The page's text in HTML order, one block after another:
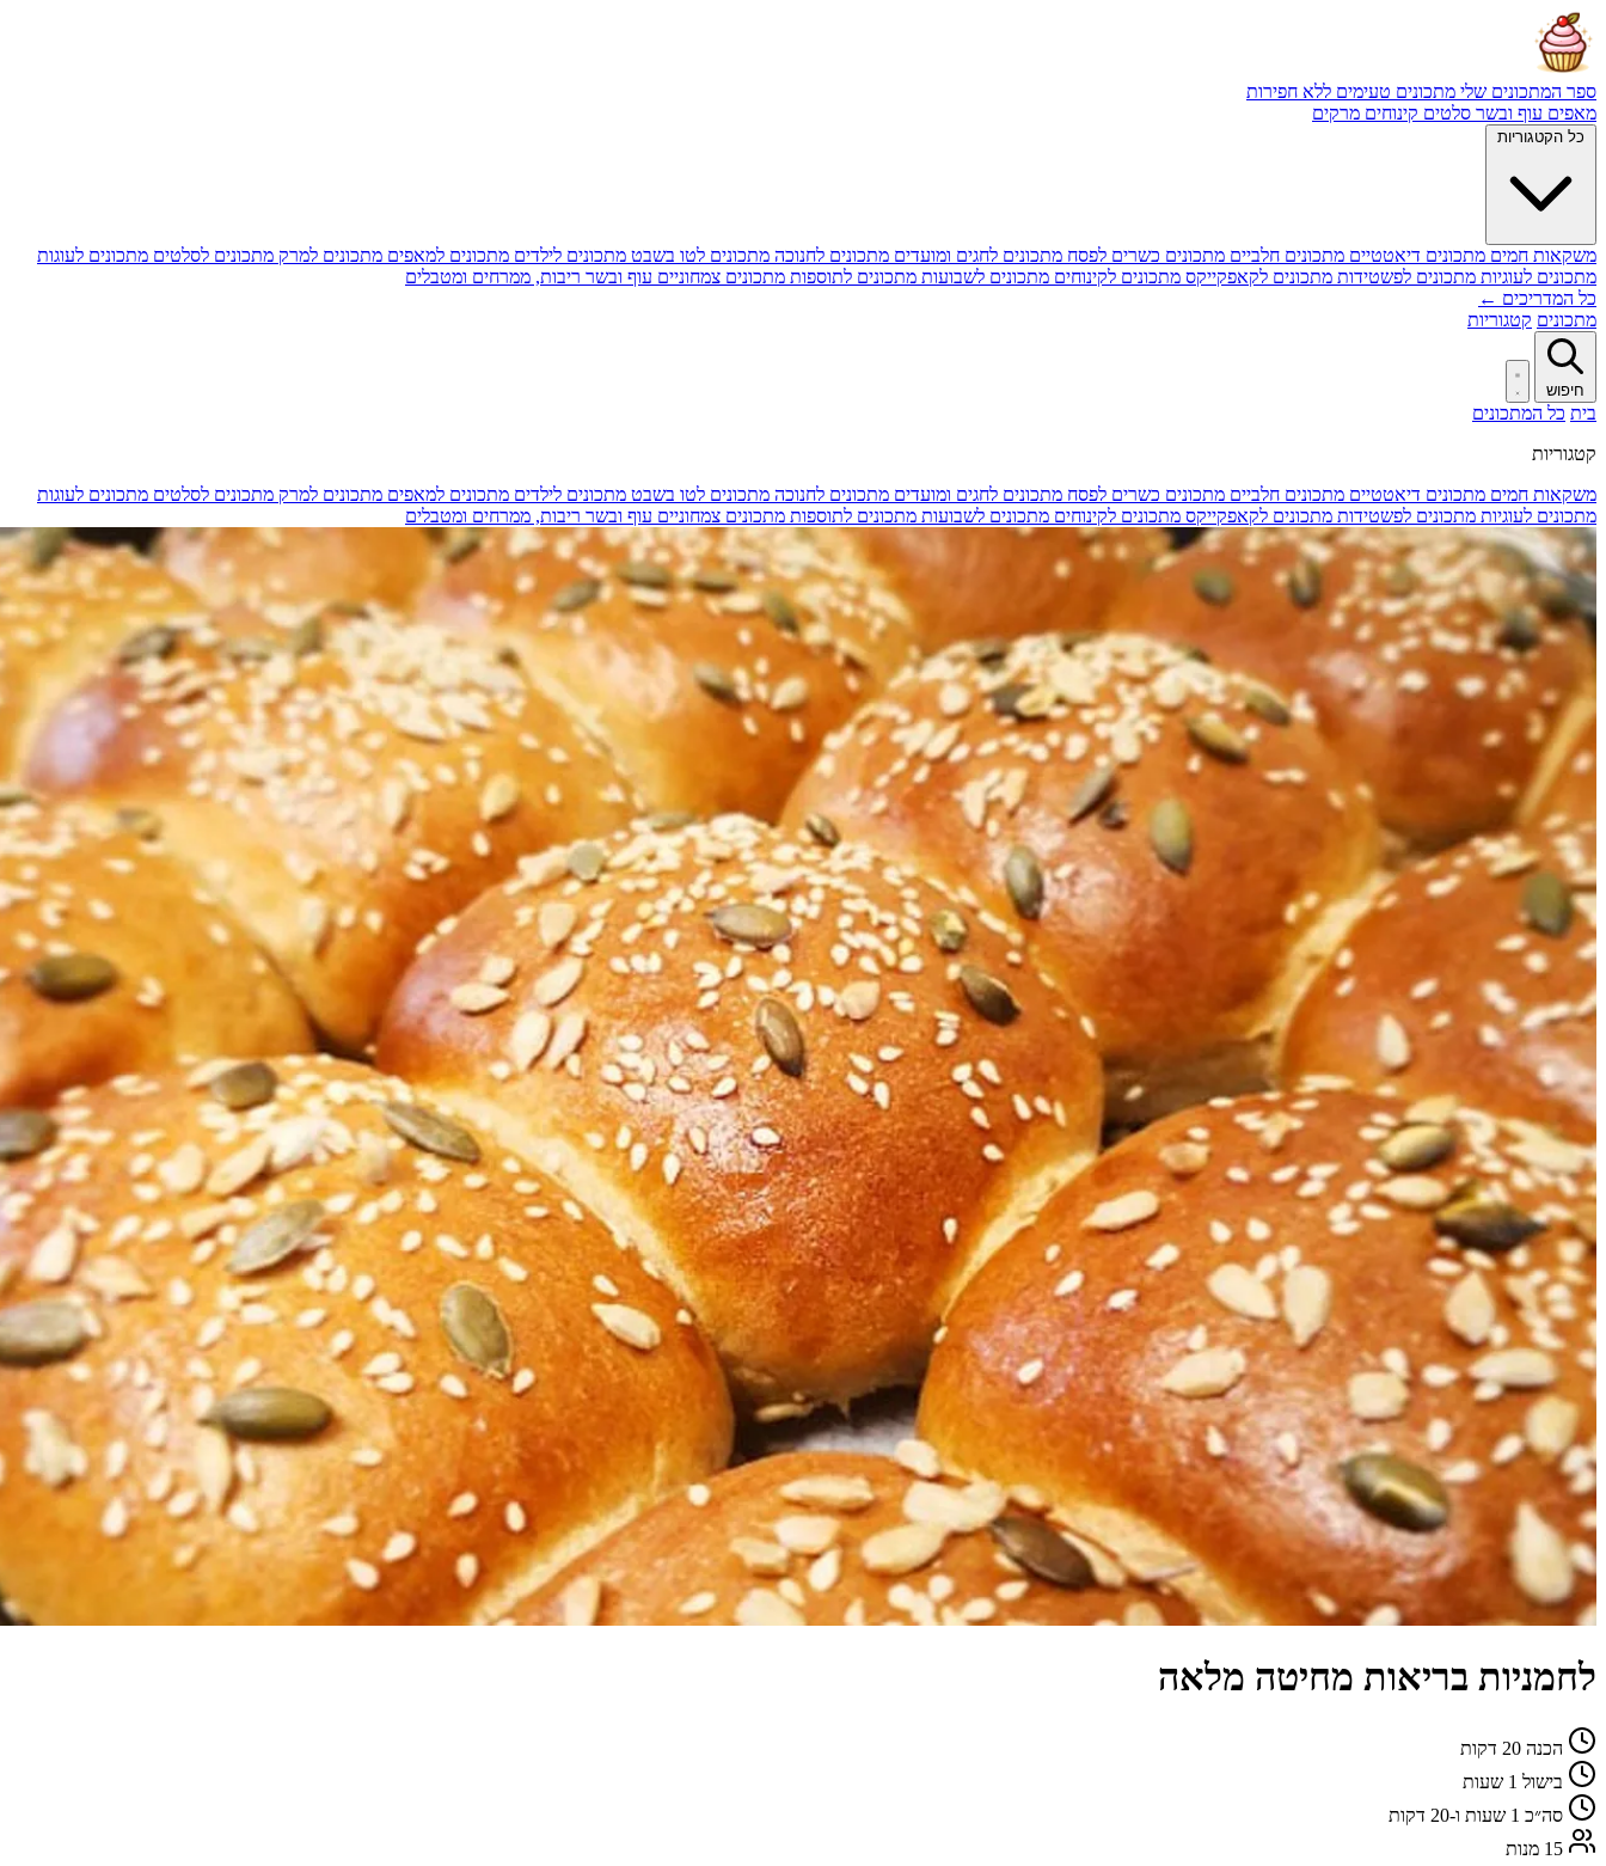
ספר המתכונים שלי מתכונים טעימים ללא חפירות
מאפים עוף ובשר סלטים קינוחים מרקים
כל הקטגוריות
משקאות חמים מתכונים דיאטטיים מתכונים חלביים מתכונים כשרים לפסח מתכונים לחגים ומועדים מתכונים לחנוכה מתכונים לטו בשבט מתכונים לילדים מתכונים למאפים מתכונים למרק מתכונים לסלטים מתכונים לעוגות
מתכונים לעוגיות מתכונים לפשטידות מתכונים לקאפקייקס מתכונים לקינוחים מתכונים לשבועות מתכונים לתוספות מתכונים צמחוניים עוף ובשר ריבות, ממרחים ומטבלים
כל המדריכים ←
מתכונים קטגוריות
חיפוש
בית כל המתכונים
קטגוריות
משקאות חמים מתכונים דיאטטיים מתכונים חלביים מתכונים כשרים לפסח מתכונים לחגים ומועדים מתכונים לחנוכה מתכונים לטו בשבט מתכונים לילדים מתכונים למאפים מתכונים למרק מתכונים לסלטים מתכונים לעוגות
מתכונים לעוגיות מתכונים לפשטידות מתכונים לקאפקייקס מתכונים לקינוחים מתכונים לשבועות מתכונים לתוספות מתכונים צמחוניים עוף ובשר ריבות, ממרחים ומטבלים
לחמניות בריאות מחיטה מלאה
הכנה
בישול
סה״כ
15 מנות